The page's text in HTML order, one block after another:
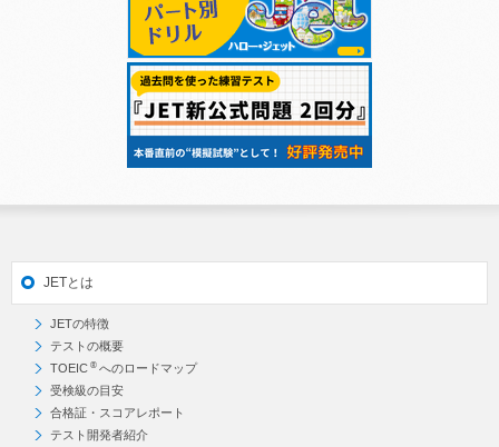
JETとは
JETの特徴
テストの概要
TOEIC ® へのロードマップ
受検級の目安
合格証・スコアレポート
テスト開発者紹介